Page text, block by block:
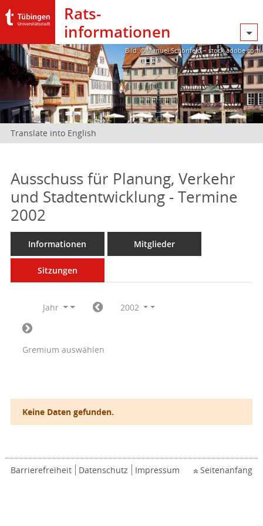
Rats­
informationen
Bild: @Manuel Schönfeld – stock.adobe.com
Translate into English
Ausschuss für Planung, Verkehr
und Stadtentwicklung - Termine
2002
Informationen Mitglieder
Sitzungen
Jahr 2002
Gremium auswählen
Keine Daten gefunden.
Barrierefreiheit Datenschutz Impressum Seitenanfang